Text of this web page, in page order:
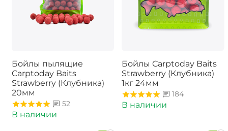
Бойлы пылящие
Carptoday Baits
Strawberry (Клубника)
20мм
52
В наличии
Бойлы Carptoday Baits
Strawberry (Клубника)
1кг 24мм
184
В наличии